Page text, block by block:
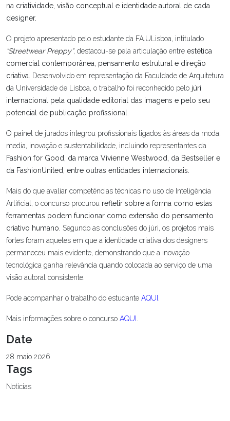
na criatividade, visão conceptual e identidade autoral de cada
designer.
O projeto apresentado pelo estudante da FA.ULisboa, intitulado
“Streetwear Preppy”, destacou-se pela articulação entre estética
comercial contemporânea, pensamento estrutural e direção
criativa.
Desenvolvido em representação da Faculdade de Arquitetura
da Universidade de Lisboa, o trabalho foi reconhecido pelo júri
internacional pela qualidade editorial das imagens e pelo seu
potencial de publicação profissional.
O painel de jurados integrou profissionais ligados às áreas da moda,
media, inovação e sustentabilidade, incluindo representantes da
Fashion for Good, da marca Vivienne Westwood, da Bestseller e
da FashionUnited, entre outras entidades internacionais.
Mais do que avaliar competências técnicas no uso de Inteligência
Artificial, o concurso procurou refletir sobre a forma como estas
ferramentas podem funcionar como extensão do pensamento
criativo humano. Segundo as conclusões do júri, os projetos mais
fortes foram aqueles em que a identidade criativa dos designers
permaneceu mais evidente, demonstrando que a inovação
tecnológica ganha relevância quando colocada ao serviço de uma
visão autoral consistente.
Pode acompanhar o trabalho do estudante AQUI
Mais informações sobre o concurso AQUI
Date
28 maio 2026
Tags
Notícias